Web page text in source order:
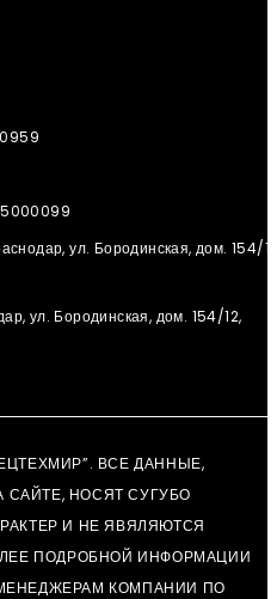
ул. Бородинская, дом. 154/
ул. Бородинская, дом. 154/12,
ВСЕ ДАННЫЕ,
НОСЯТ СУГУБО
И НЕ ЯВЯЛЯЮТСЯ
ПОДРОБНОЙ ИНФОРМАЦИИ
КОМПАНИИ ПО